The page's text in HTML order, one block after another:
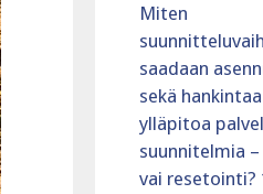
Miten
saadaan
sekä
ylläpitoa
suunnitelmia
vai resetointi?